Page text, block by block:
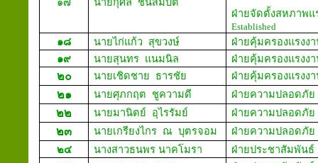
ฝ่ายจัดตั้งสหภาพแ
Established
๑๘ นายไก่แก้ว สุขวงษ์
ฝ่ายคุ้มครองแ
๑๙
นายสุนทร แนมนิล ฝ่ายคุ้มครองแ
๒๐ นายเชิดชาย ธารชัย ฝ่ายคุ้มครองแ
๒๑ นายศุภกฤต ชูความดี ฝ่ายความปล
๒๒ นายมานิตย์ อุไรรัมย์ ฝ่ายความปล
๒๓ นายเกรียงไกร ณ บุตรจอม
ฝ่ายความปล
๒๔
นางสาวธนพร นาคโมรา ฝ่ายประชาสัมพันธ์